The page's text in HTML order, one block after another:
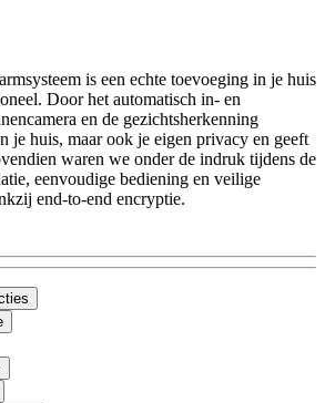
is een echte toevoeging in je huis
Door het automatisch in- en
en de gezichtsherkenning
je huis, maar ook je eigen privacy en geeft
waren we onder de indruk tijdens de
eenvoudige bediening en veilige
end-to-end encryptie.